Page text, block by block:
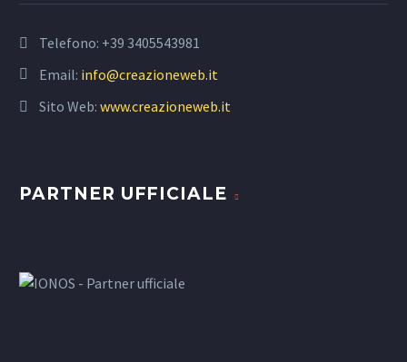
Telefono: +39 3405543981
Email: info@creazioneweb.it
Sito Web: www.creazioneweb.it
PARTNER UFFICIALE